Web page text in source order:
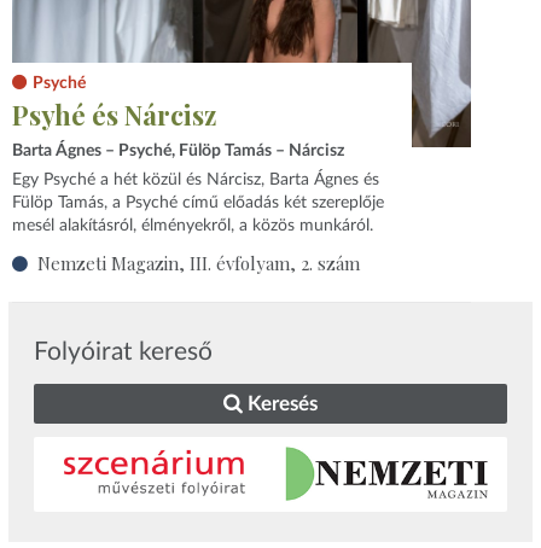
Psyché
Psyhé és Nárcisz
Barta Ágnes – Psyché, Fülöp Tamás – Nárcisz
Egy Psyché a hét közül és Nárcisz, Barta Ágnes és
Fülöp Tamás, a Psyché című előadás két szereplője
mesél alakításról, élményekről, a közös munkáról.
Nemzeti Magazin, III. évfolyam, 2. szám
Folyóirat kereső
Keresés